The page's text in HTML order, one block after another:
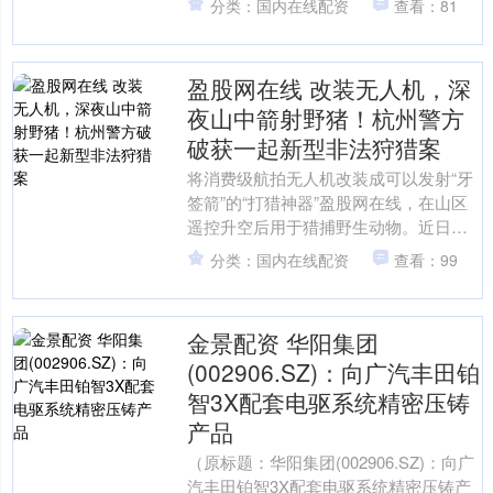
展经济稳中向好....
分类：国内在线配资 查看：81
盈股网在线 改装无人机，深
夜山中箭射野猪！杭州警方
破获一起新型非法狩猎案
将消费级航拍无人机改装成可以发射“牙
签箭”的“打猎神器”盈股网在线，在山区
遥控升空后用于猎捕野生动物。近日，
杭州市淳安县公安局侦破一起利用改装
无人机进行非法狩猎....
分类：国内在线配资 查看：99
金景配资 华阳集团
(002906.SZ)：向广汽丰田铂
智3X配套电驱系统精密压铸
产品
（原标题：华阳集团(002906.SZ)：向广
汽丰田铂智3X配套电驱系统精密压铸产